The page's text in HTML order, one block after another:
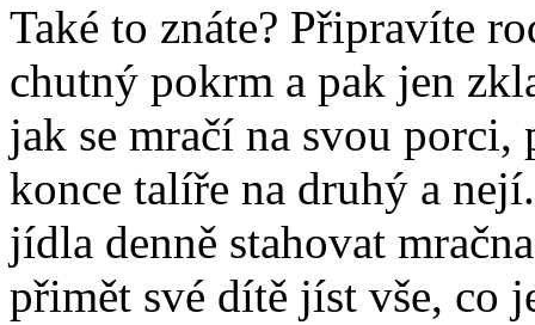
Také to znáte? Připravíte
chutný pokrm a pak jen
jak se mračí na svou
konce talíře na druhý a
jídla denně stahovat
přimět své dítě jíst vše, co